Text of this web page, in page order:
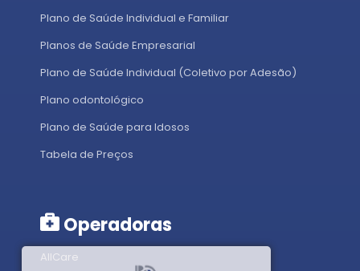
Plano de Saúde Individual e Familiar
Planos de Saúde Empresarial
Plano de Saúde Individual (Coletivo por Adesão)
Plano odontológico
Plano de Saúde para Idosos
Tabela de Preços
Operadoras
AllCare